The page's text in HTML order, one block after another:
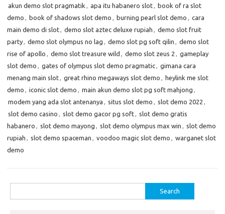
akun demo slot pragmatik , apa itu habanero slot, book of ra slot
demo , book of shadows slot demo , burning pearl slot demo , cara
main demo di slot, demo slot aztec deluxe rupiah , demo slot fruit
party, demo slot olympus no lag , demo slot pg soft qilin , demo slot
rise of apollo , demo slot treasure wild , demo slot zeus 2 , gameplay
slot demo , gates of olympus slot demo pragmatic, gimana cara
menang main slot, great rhino megaways slot demo , heylink me slot
demo , iconic slot demo , main akun demo slot pg soft mahjong ,
modem yang ada slot antenanya , situs slot demo , slot demo 2022 ,
slot demo casino , slot demo gacor pg soft, slot demo gratis
habanero , slot demo mayong , slot demo olympus max win , slot demo
rupiah , slot demo spaceman , voodoo magic slot demo , warganet slot
demo
for: